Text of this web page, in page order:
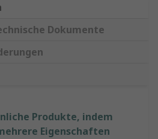
Dokumente
Produkte, indem
Eigenschaften